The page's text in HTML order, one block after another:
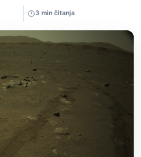
3 min čitanja